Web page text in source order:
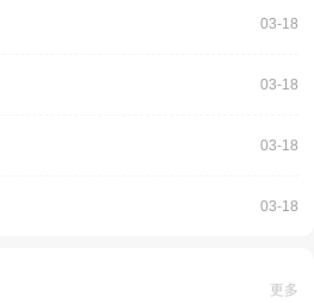
03-18
03-18
03-18
03-18
更多